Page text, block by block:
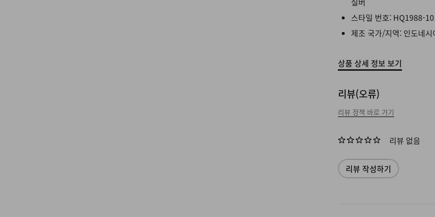
스타일 번호: HQ1988-
제조 국가/지역: 인도네시
상품 상세 정보 보기
리뷰(오류)
리뷰 정책 바로 가기
리뷰 없음
리뷰 작성하기